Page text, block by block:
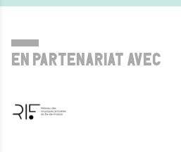
EN PARTENARIAT AVEC